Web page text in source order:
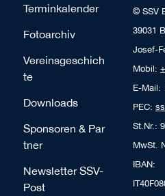
Terminkalender
Fotoarchiv
Vereinsgeschich
te
Downloads
Sponsoren & Par
tner
Newsletter SSV-
Post
© SSV
39031
Josef-
Mobil:
E-Mail:
PEC:
St.Nr.:
MwSt.
IBAN: